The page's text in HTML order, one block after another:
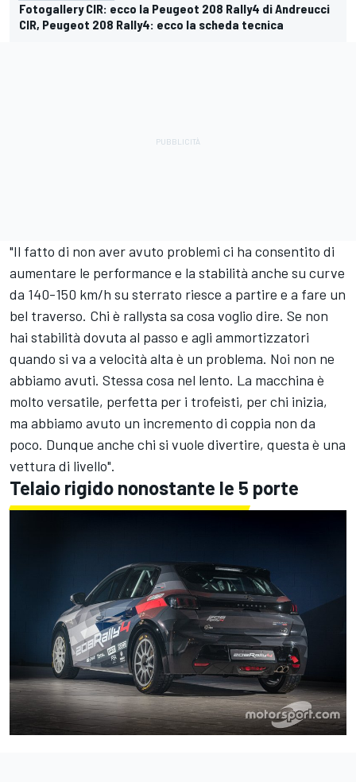
Fotogallery CIR: ecco la Peugeot 208 Rally4 di Andreucci
CIR, Peugeot 208 Rally4: ecco la scheda tecnica
"Il fatto di non aver avuto problemi ci ha consentito di
aumentare le performance e la stabilità anche su curve
da 140-150 km/h su sterrato riesce a partire e a fare un
bel traverso. Chi è rallysta sa cosa voglio dire. Se non
hai stabilità dovuta al passo e agli ammortizzatori
quando si va a velocità alta è un problema. Noi non ne
abbiamo avuti. Stessa cosa nel lento. La macchina è
molto versatile, perfetta per i trofeisti, per chi inizia,
ma abbiamo avuto un incremento di coppia non da
poco. Dunque anche chi si vuole divertire, questa è una
vettura di livello".
Telaio rigido nonostante le 5 porte